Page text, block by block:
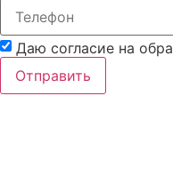
Даю согласие на
Отправить